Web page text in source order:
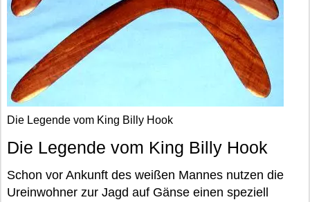
Die Legende vom King Billy Hook
Die Legende vom King Billy Hook
Schon vor Ankunft des weißen Mannes nutzen die
Ureinwohner zur Jagd auf Gänse einen speziell